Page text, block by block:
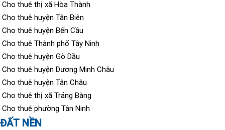
Cho thuê thị xã Hòa Thành
Cho thuê huyện Tân Biên
Cho thuê huyện Bến Cầu
Cho thuê Thành phố Tây Ninh
Cho thuê huyện Gò Dầu
Cho thuê huyện Dương Minh Châu
Cho thuê huyện Tân Châu
Cho thuê thị xã Trảng Bàng
Cho thuê phường Tân Ninh
ĐẤT NỀN